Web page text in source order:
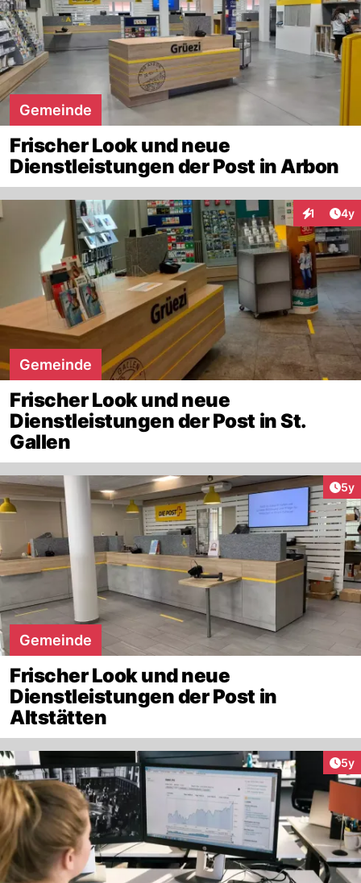
Gemeinde
Frischer Look und neue
Dienstleistungen der Post in Arbon
1 4y
Gemeinde
Frischer Look und neue
Dienstleistungen der Post in St.
Gallen
5y
Gemeinde
Frischer Look und neue
Dienstleistungen der Post in
Altstätten
5y